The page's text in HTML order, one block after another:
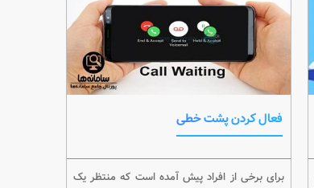
فعال کردن پشت خطی
برای برخی از افراد پیش آمده است که منتظر یک